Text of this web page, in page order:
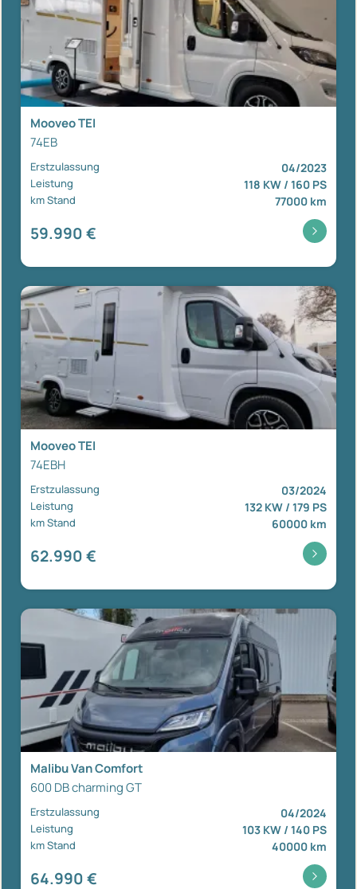
Mooveo TEI
74EB
Erstzulassung 04/2023
Leistung 118 KW / 160 PS
km Stand 77000 km
59.990 €
Mooveo TEI
74EBH
Erstzulassung 03/2024
Leistung 132 KW / 179 PS
km Stand 60000 km
62.990 €
Malibu Van Comfort
600 DB charming GT
Erstzulassung 04/2024
Leistung 103 KW / 140 PS
km Stand 40000 km
64.990 €